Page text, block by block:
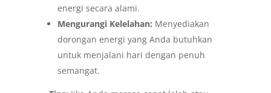
energi secara alami.
Mengurangi Kelelahan: Menyediakan
dorongan energi yang Anda butuhkan
untuk menjalani hari dengan penuh
semangat.